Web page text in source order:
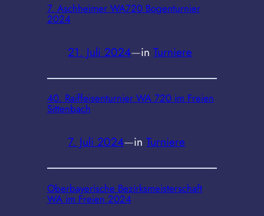
7. Aschheimer WA720 Bogenturnier
2024
21. Juli 2024—inTurniere
40. Raiffeisenturnier WA 720 im Freien
Sittenbach
7. Juli 2024—inTurniere
Oberbayerische Bezirksmeisterschaft
WA im Freien 2024